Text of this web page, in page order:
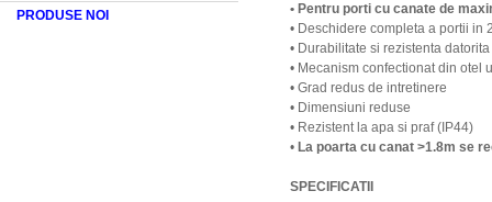
PRODUSE NOI
• Pentru porti cu canate de
• Deschidere completa a portii in
• Durabilitate si rezistenta
• Mecanism confectionat din otel
• Grad redus de intretinere
• Dimensiuni reduse
• Rezistent la apa si praf (IP44)
• La poarta cu canat >1.8m se
SPECIFICATII